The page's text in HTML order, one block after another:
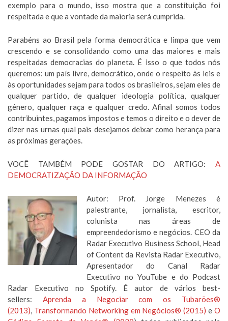
exemplo para o mundo, isso mostra que a constituição foi
respeitada e que a vontade da maioria será cumprida.
Parabéns ao Brasil pela forma democrática e limpa que vem
crescendo e se consolidando como uma das maiores e mais
respeitadas democracias do planeta. É isso o que todos nós
queremos: um país livre, democrático, onde o respeito às leis e
às oportunidades sejam para todos os brasileiros, sejam eles de
qualquer partido, de qualquer ideologia política, qualquer
gênero, qualquer raça e qualquer credo. Afinal somos todos
contribuintes, pagamos impostos e temos o direito e o dever de
dizer nas urnas qual pais desejamos deixar como herança para
as próximas gerações.
VOCÊ TAMBÉM PODE GOSTAR DO ARTIGO: A
DEMOCRATIZAÇÃO DA INFORMAÇÃO
Autor: Prof. Jorge Menezes é
palestrante, jornalista, escritor,
colunista nas áreas de
empreendedorismo e negócios. CEO da
Radar Executivo Business School, Head
of Content da Revista Radar Executivo,
Apresentador do Canal Radar
Executivo no YouTube e do Podcast
Radar Executivo no Spotify. É autor de vários best-
sellers: Aprenda a Negociar com os Tubarões®
(2013), Transformando Networking em Negócios® (2015) eO